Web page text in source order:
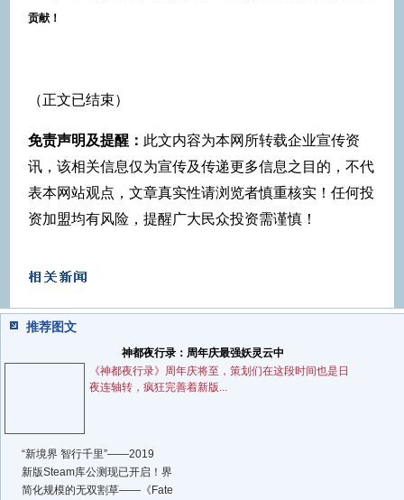
贡献！
（正文已结束）
免责声明及提醒： 此文内容为本网所转载企业宣传资
讯，该相关信息仅为宣传及传递更多信息之目的，不代
表本网站观点，文章真实性请浏览者慎重核实！任何投
资加盟均有风险，提醒广大民众投资需谨慎！
推荐图文
神都夜行录：周年庆最强妖灵云中
《神都夜行录》周年庆将至，策划们在这段时间也是日
夜连轴转，疯狂完善着新版...
“新境界 智行千里”——2019
新版Steam库公测现已开启！界
简化规模的无双割草——《Fate